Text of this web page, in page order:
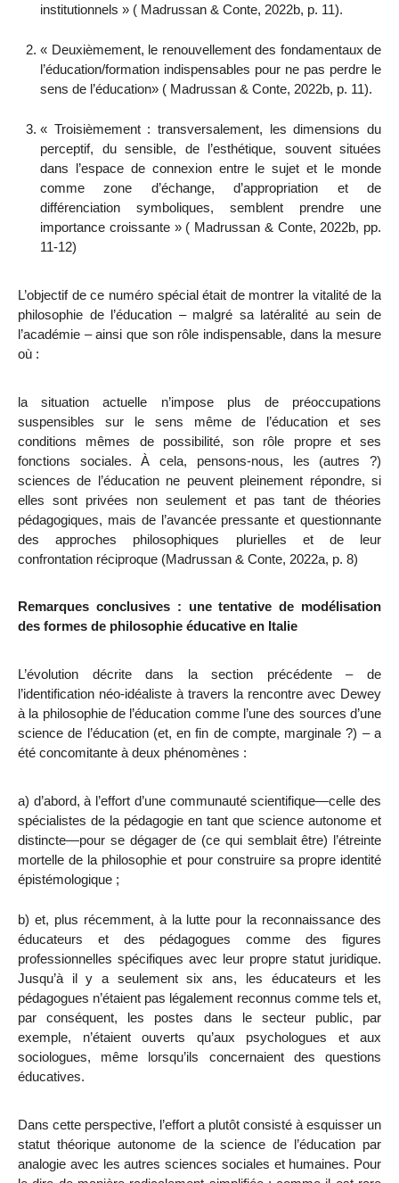
institutionnels » ( Madrussan & Conte, 2022b, p. 11).
« Deuxièmement, le renouvellement des fondamentaux de
l’éducation/formation indispensables pour ne pas perdre le
sens de l’éducation» ( Madrussan & Conte, 2022b, p. 11).
« Troisièmement : transversalement, les dimensions du
perceptif, du sensible, de l’esthétique, souvent situées
dans l’espace de connexion entre le sujet et le monde
comme zone d’échange, d’appropriation et de
différenciation symboliques, semblent prendre une
importance croissante » ( Madrussan & Conte, 2022b, pp.
11-12)
L’objectif de ce numéro spécial était de montrer la vitalité de la
philosophie de l’éducation – malgré sa latéralité au sein de
l’académie – ainsi que son rôle indispensable, dans la mesure
où :
la situation actuelle n’impose plus de préoccupations
suspensibles sur le sens même de l’éducation et ses
conditions mêmes de possibilité, son rôle propre et ses
fonctions sociales. À cela, pensons-nous, les (autres ?)
sciences de l’éducation ne peuvent pleinement répondre, si
elles sont privées non seulement et pas tant de théories
pédagogiques, mais de l’avancée pressante et questionnante
des approches philosophiques plurielles et de leur
confrontation réciproque (Madrussan & Conte, 2022a, p. 8)
Remarques conclusives : une tentative de modélisation
des formes de philosophie éducative en Italie
L’évolution décrite dans la section précédente – de
l’identification néo-idéaliste à travers la rencontre avec Dewey
à la philosophie de l’éducation comme l’une des sources d’une
science de l’éducation (et, en fin de compte, marginale ?) – a
été concomitante à deux phénomènes :
a) d’abord, à l’effort d’une communauté scientifique—celle des
spécialistes de la pédagogie en tant que science autonome et
distincte—pour se dégager de (ce qui semblaitêtre) l’étreinte
mortelle de la philosophie et pour construire sa propre identité
épistémologique ;
b) et, plus récemment, à la lutte pour la reconnaissance des
éducateurs et des pédagogues comme des figures
professionnelles spécifiques avec leur propre statut juridique.
Jusqu’à il y a seulement six ans, les éducateurs et les
pédagogues n’étaient pas légalement reconnus comme tels et,
par conséquent, les postes dans le secteur public, par
exemple, n’étaient ouverts qu’aux psychologues et aux
sociologues, même lorsqu’ils concernaient des questions
éducatives.
Dans cette perspective, l’effort a plutôt consisté à esquisser un
statut théorique autonome de la science de l’éducation par
analogie avec les autres sciences sociales et humaines. Pour